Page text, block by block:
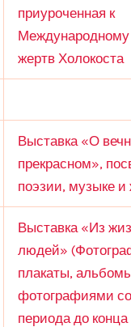
приуроченная к
жертв Холокоста
Выставка «О
прекрасном»,
поэзии, музыке и
Выставка «Из
людей»
плакаты,
фотографиями
периода до конца